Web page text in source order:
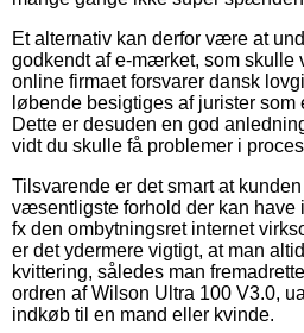
Et alternativ kan derfor være at
godkendt af e-mærket, som skulle
online firmaet forsvarer dansk
løbende besigtiges af jurister
Dette er desuden en god
vidt du skulle få problemer i
Tilsvarende er det smart at
væsentligste forhold der kan have
fx den ombytningsret internet
er det ydermere vigtigt, at man
kvittering, således man
ordren af Wilson Ultra 100 V3.0,
indkøb til en mand eller kvinde.